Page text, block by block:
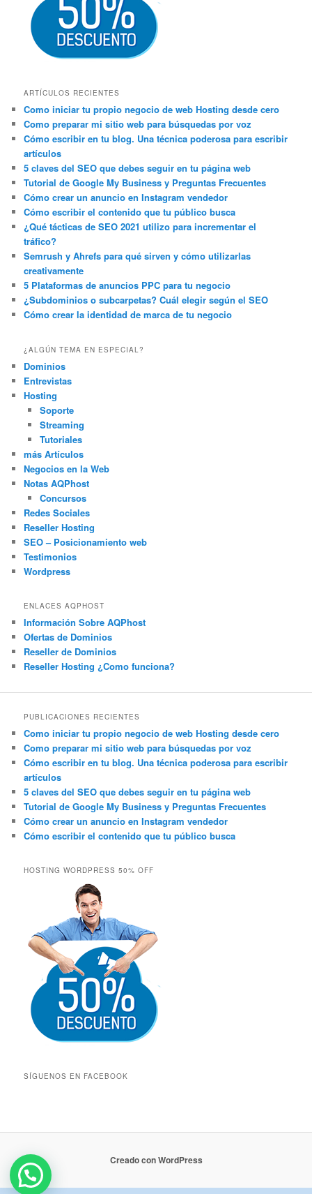
ARTÍCULOS RECIENTES
Como iniciar tu propio negocio de web Hosting desde cero
Como preparar mi sitio web para búsquedas por voz
Cómo escribir en tu blog. Una técnica poderosa para escribir
artículos
5 claves del SEO que debes seguir en tu página web
Tutorial de Google My Business y Preguntas Frecuentes
Cómo crear un anuncio en Instagram vendedor
Cómo escribir el contenido que tu público busca
¿Qué tácticas de SEO 2021 utilizo para incrementar el
tráfico?
Semrush y Ahrefs para qué sirven y cómo utilizarlas
creativamente
5 Plataformas de anuncios PPC para tu negocio
¿Subdominios o subcarpetas? Cuál elegir según el SEO
Cómo crear la identidad de marca de tu negocio
¿ALGÚN TEMA EN ESPECIAL?
Dominios
Entrevistas
Hosting
Soporte
Streaming
Tutoriales
más Artículos
Negocios en la Web
Notas AQPhost
Concursos
Redes Sociales
Reseller Hosting
SEO – Posicionamiento web
Testimonios
Wordpress
ENLACES AQPHOST
Información Sobre AQPhost
Ofertas de Dominios
Reseller de Dominios
Reseller Hosting ¿Como funciona?
PUBLICACIONES RECIENTES
Como iniciar tu propio negocio de web Hosting desde cero
Como preparar mi sitio web para búsquedas por voz
Cómo escribir en tu blog. Una técnica poderosa para escribir
artículos
5 claves del SEO que debes seguir en tu página web
Tutorial de Google My Business y Preguntas Frecuentes
Cómo crear un anuncio en Instagram vendedor
Cómo escribir el contenido que tu público busca
HOSTING WORDPRESS 50% OFF
SÍGUENOS EN FACEBOOK
Creado con WordPress